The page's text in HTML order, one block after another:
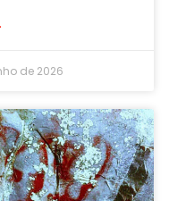
de 2026